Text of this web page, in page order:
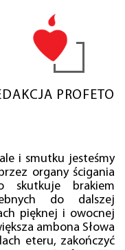
PROFETO
i smutku jesteśmy
organy ścigania
skutkuje brakiem
do dalszej
pięknej i owocnej
ambona Słowa
eteru, zakończyć